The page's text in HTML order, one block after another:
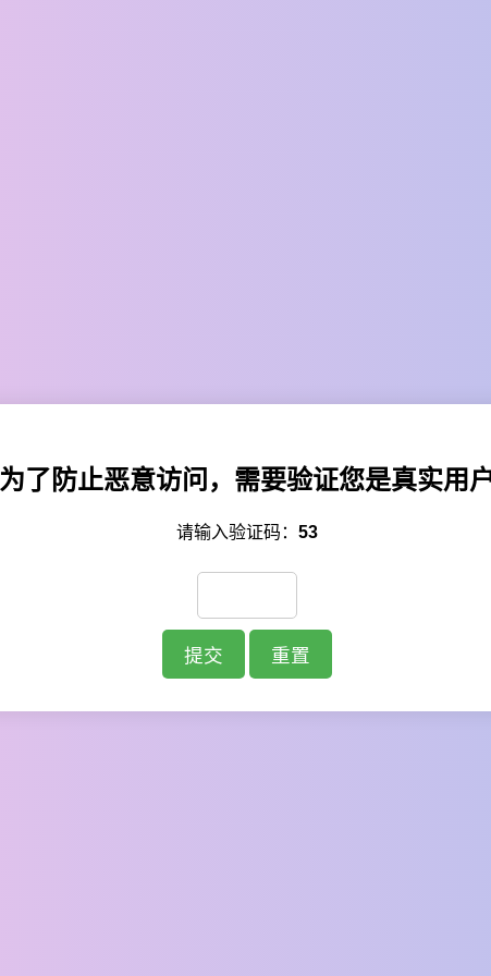
为了防止恶意访问，需要验证您是真实用
请输入验证码： 53
提交 重置